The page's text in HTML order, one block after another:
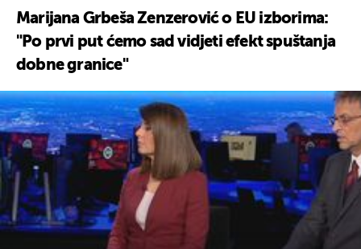
Marijana Grbeša Zenzerović o EU izborima:
"Po prvi put ćemo sad vidjeti efekt spuštanja
dobne granice"